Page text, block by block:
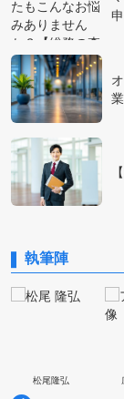
執筆陣
松尾隆弘